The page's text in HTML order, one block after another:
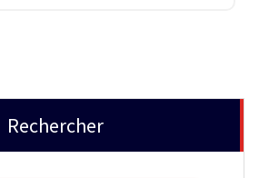
Rechercher